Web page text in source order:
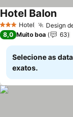
3 EstrelasHotel Design
Hotel Balon
8,0 Muito boa 63
Selecione as
exatos.